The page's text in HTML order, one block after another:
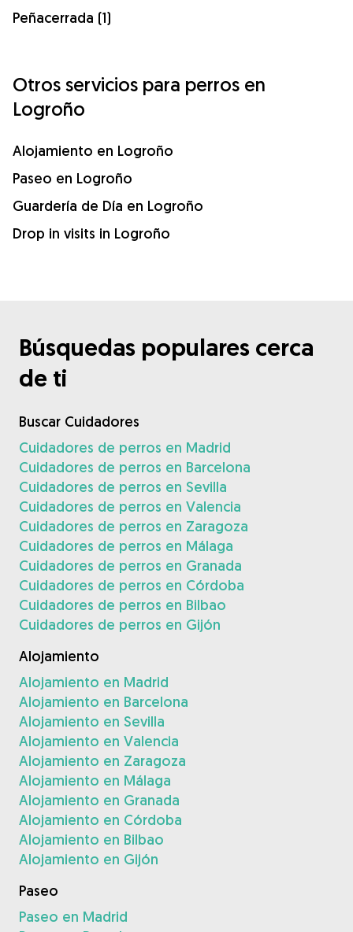
Peñacerrada (1)
Otros servicios para perros en
Logroño
Alojamiento en Logroño
Paseo en Logroño
Guardería de Día en Logroño
Drop in visits in Logroño
Búsquedas populares cerca
de ti
Buscar Cuidadores
Cuidadores de perros en Madrid
Cuidadores de perros en Barcelona
Cuidadores de perros en Sevilla
Cuidadores de perros en Valencia
Cuidadores de perros en Zaragoza
Cuidadores de perros en Málaga
Cuidadores de perros en Granada
Cuidadores de perros en Córdoba
Cuidadores de perros en Bilbao
Cuidadores de perros en Gijón
Alojamiento
Alojamiento en Madrid
Alojamiento en Barcelona
Alojamiento en Sevilla
Alojamiento en Valencia
Alojamiento en Zaragoza
Alojamiento en Málaga
Alojamiento en Granada
Alojamiento en Córdoba
Alojamiento en Bilbao
Alojamiento en Gijón
Paseo
Paseo en Madrid